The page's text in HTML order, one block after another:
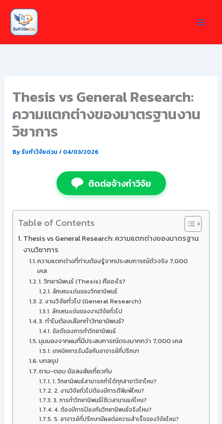
Skip
content
Thesis vs General Research:
ความแตกต่างของมาตรฐานงาน
วิชาการ
Byรับทำวิจัยด่วน / 04/03/2026
ติดต่อจ้างทำวิจัย
Table of Contents
Thesis vs General Research: ความแตกต่างของมาตรฐาน
งานวิชาการ
ความแตกต่างที่ท่านต้องรู้จากประสบการณ์ตัวจริง 7,000
เคส
1. วิทยานิพนธ์ (Thesis) คืออะไร?
ลักษณะเด่นของวิทยานิพนธ์
2. งานวิจัยทั่วไป (General Research)
ลักษณะเด่นของงานวิจัยทั่วไป
3. ทำไมต้องเลือกทำวิทยานิพนธ์?
ข้อดีของการทำวิทยานิพนธ์
มุมมองจากผมที่มีประสบการณ์ตรงมากกว่า 7,000 เคส
เทคนิคการรับมือกับอาจารย์ที่ปรึกษา
บทสรุป
ถาม-ตอบ ข้อสงสัยเกี่ยวกับ
1. วิทยานิพนธ์สามารถทำได้ทุกสาขาวิชาไหม?
2. งานวิจัยทั่วไปต้องมีการตีพิมพ์ไหม?
3. การทำวิทยานิพนธ์ใช้เวลานานแค่ไหน?
4. ต้องมีการป้องกันวิทยานิพนธ์จริงไหม?
5. อาจารย์ที่ปรึกษามีผลต่อความสำเร็จของวิจัยไหม?